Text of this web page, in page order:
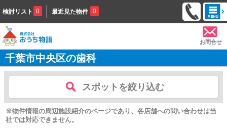
検討リスト 0 最近見た物件 0
お問合せ
千葉市中央区の歯科
スポットを絞り込む
※物件情報の周辺施設紹介のページであり、各店舗への問い合わせは当
社では対応できません。